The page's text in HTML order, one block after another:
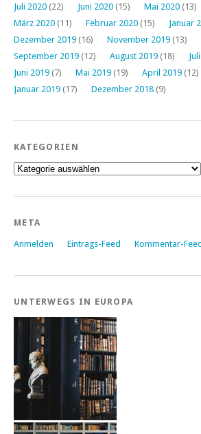
Juli 2020 (22) Juni 2020 (15) Mai 2020 (13)
März 2020 (11) Februar 2020 (15) Januar
Dezember 2019 (16) November 2019 (13)
September 2019 (12) August 2019 (18)
Juni 2019 (7) Mai 2019 (19) April 2019 (12)
Januar 2019 (17) Dezember 2018 (9)
KATEGORIEN
Kategorien
META
Anmelden Eintrags-Feed Kommentar-Feed
UNTERWEGS IN EUROPA